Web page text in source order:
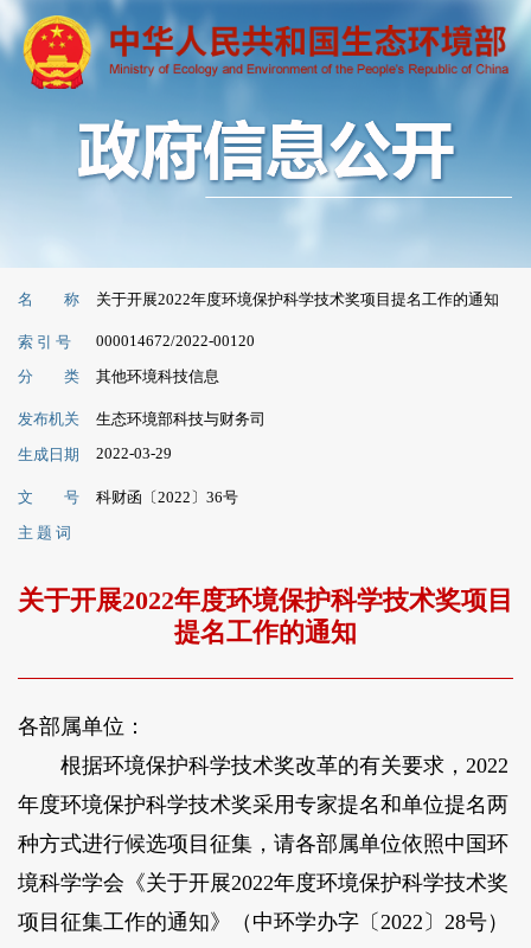
名 称 关于开展2022年度环境保护科学技术奖项目提名工作的通知
索 引 号 000014672/2022-00120
分 类 其他环境科技信息
发布机关
生态环境部科技与财务司
生成日期
2022-03-29
文 号
科财函〔2022〕36号
主 题 词
关于开展2022年度环境保护科学技术奖项目
提名工作的通知
各部属单位：
根据环境保护科学技术奖改革的有关要求，2022
年度环境保护科学技术奖采用专家提名和单位提名两
种方式进行候选项目征集，请各部属单位依照中国环
境科学学会《关于开展2022年度环境保护科学技术奖
项目征集工作的通知》（中环学办字〔2022〕28号）